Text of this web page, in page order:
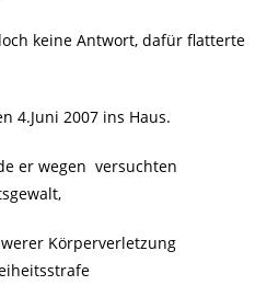
keine Antwort, dafür flatterte
4.Juni 2007 ins Haus.
er wegen versuchten
Körperverletzung